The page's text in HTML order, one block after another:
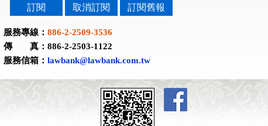
訂閱 取消訂閱 訂閱舊報
服務專線： 886-2-2509-3536
傳 真：886-2-2503-1122
服務信箱： lawbank@lawbank.com.tw